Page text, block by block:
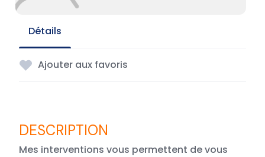
Détails
Ajouter aux favoris
Mes interventions vous permettent de vous